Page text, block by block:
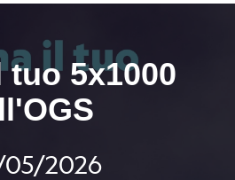
tuo 5x1000
05/2026